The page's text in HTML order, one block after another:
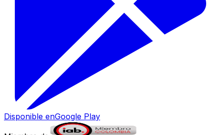
Disponible enGoogle Play